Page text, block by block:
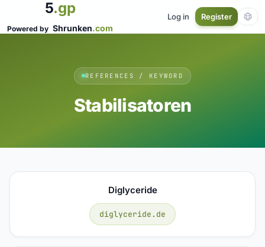
5.gp
Powered by Shrunken.com
Log in Register
REFERENCES / KEYWORD
Stabilisatoren
Diglyceride
diglyceride.de